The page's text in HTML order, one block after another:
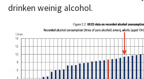
drinken weinig alcohol.